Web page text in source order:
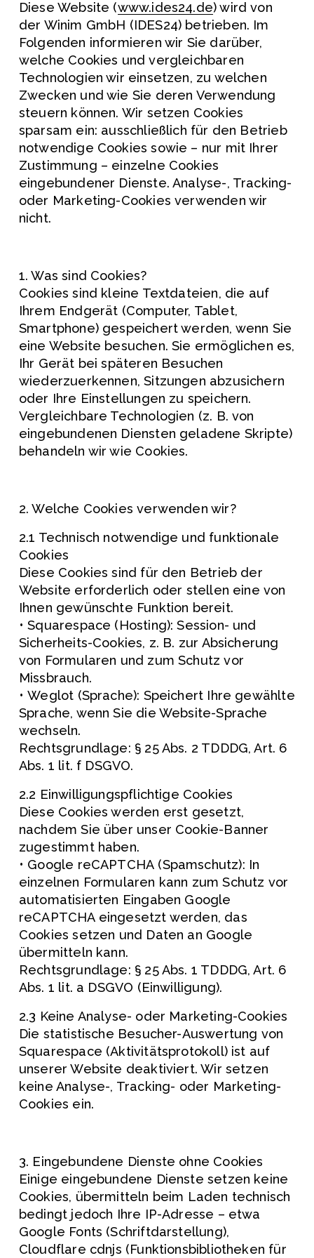
Diese Website (www.ides24.de) wird von
der Winim GmbH (IDES24) betrieben. Im
Folgenden informieren wir Sie darüber,
welche Cookies und vergleichbaren
Technologien wir einsetzen, zu welchen
Zwecken und wie Sie deren Verwendung
steuern können. Wir setzen Cookies
sparsam ein: ausschließlich für den Betrieb
notwendige Cookies sowie – nur mit Ihrer
Zustimmung – einzelne Cookies
eingebundener Dienste. Analyse-, Tracking-
oder Marketing-Cookies verwenden wir
nicht.
1. Was sind Cookies?
Cookies sind kleine Textdateien, die auf
Ihrem Endgerät (Computer, Tablet,
Smartphone) gespeichert werden, wenn Sie
eine Website besuchen. Sie ermöglichen es,
Ihr Gerät bei späteren Besuchen
wiederzuerkennen, Sitzungen abzusichern
oder Ihre Einstellungen zu speichern.
Vergleichbare Technologien (z. B. von
eingebundenen Diensten geladene Skripte)
behandeln wir wie Cookies.
2. Welche Cookies verwenden wir?
2.1 Technisch notwendige und funktionale
Cookies
Diese Cookies sind für den Betrieb der
Website erforderlich oder stellen eine von
Ihnen gewünschte Funktion bereit.
• Squarespace (Hosting): Session- und
Sicherheits-Cookies, z. B. zur Absicherung
von Formularen und zum Schutz vor
Missbrauch.
• Weglot (Sprache): Speichert Ihre gewählte
Sprache, wenn Sie die Website-Sprache
wechseln.
Rechtsgrundlage: § 25 Abs. 2 TDDDG, Art. 6
Abs. 1 lit. f DSGVO.
2.2 Einwilligungspflichtige Cookies
Diese Cookies werden erst gesetzt,
nachdem Sie über unser Cookie-Banner
zugestimmt haben.
• Google reCAPTCHA (Spamschutz): In
einzelnen Formularen kann zum Schutz vor
automatisierten Eingaben Google
reCAPTCHA eingesetzt werden, das
Cookies setzen und Daten an Google
übermitteln kann.
Rechtsgrundlage: § 25 Abs. 1 TDDDG, Art. 6
Abs. 1 lit. a DSGVO (Einwilligung).
2.3 Keine Analyse- oder Marketing-Cookies
Die statistische Besucher-Auswertung von
Squarespace (Aktivitätsprotokoll) ist auf
unserer Website deaktiviert. Wir setzen
keine Analyse-, Tracking- oder Marketing-
Cookies ein.
3. Eingebundene Dienste ohne Cookies
Einige eingebundene Dienste setzen keine
Cookies, übermitteln beim Laden technisch
bedingt jedoch Ihre IP-Adresse – etwa
Google Fonts (Schriftdarstellung),
Cloudflare cdnjs (Funktionsbibliotheken für